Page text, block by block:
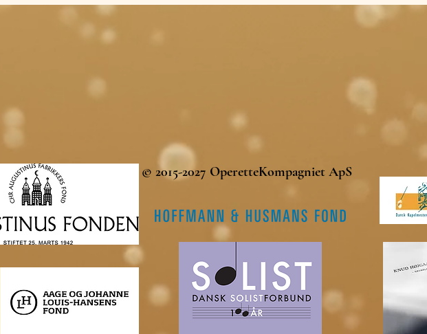
© 2015-2027 OperetteKompagniet ApS